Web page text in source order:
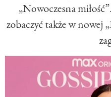
„Nowoczesna
zobaczyć także w nowej